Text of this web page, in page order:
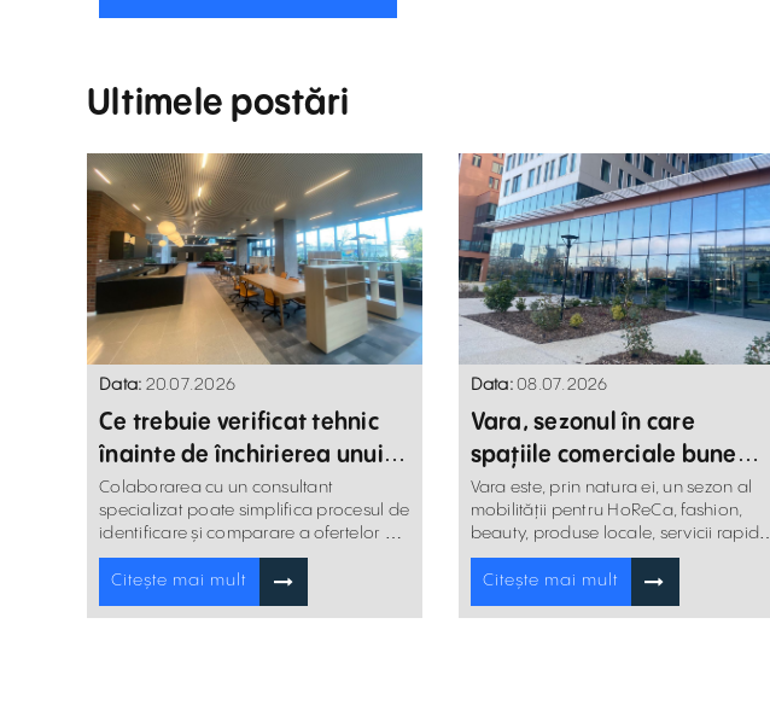
Ultimele postări
Data: 20.07.2026
Ce trebuie verificat tehnic
înainte de închirierea unui
spațiu comercial
Colaborarea cu un consultant
specializat poate simplifica procesul de
identificare și comparare a ofertelor de
spații comerciale de închiriat.
Citește mai mult
Data:08.07.2026
Vara, sezonul în care
spațiile comerciale bune
devin și mai valoroase
Vara este, prin natura ei, un sezon al
mobilității pentru HoReCa, fashion,
beauty, produse locale, servicii rapide
sau retail alimentar,
Citește mai mult